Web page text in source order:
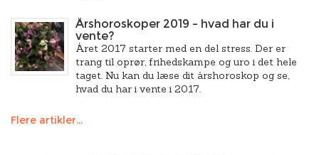
Årshoroskoper 2019 – hvad har du i
vente?
Året 2017 starter med en del stress. Der er
trang til oprør, frihedskampe og uro i det hele
taget. Nu kan du læse dit årshoroskop og se,
hvad du har i vente i 2017.
Flere artikler...